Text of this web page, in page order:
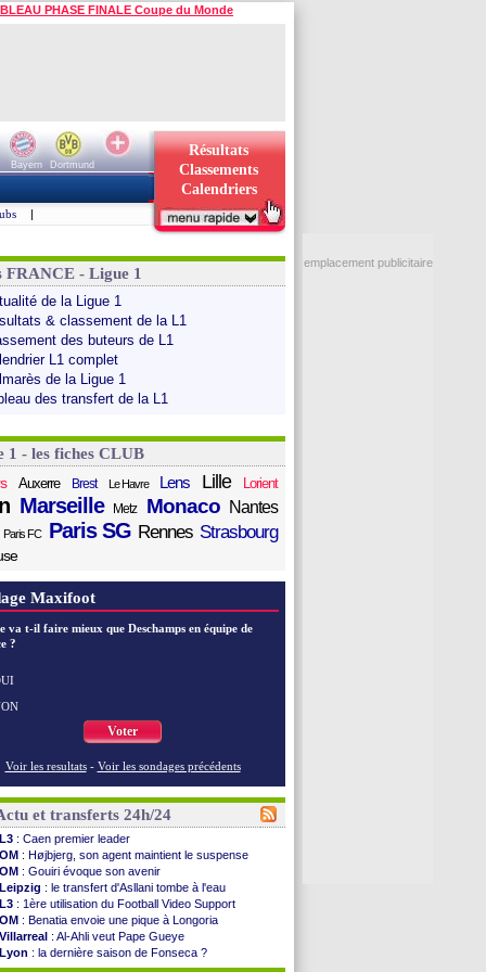
PHASE FINALE Coupe du Monde
Bayern
Dortmund
Résultats
Classements
Calendriers
|
FRANCE - Ligue 1
de la Ligue 1
& classement de la L1
des buteurs de L1
L1 complet
de la Ligue 1
des transfert de la L1
1 - les fiches CLUB
Auxerre Brest Le Havre Lens Lille Lorient
Marseille Metz Monaco Nantes
Paris FC Paris SG Rennes Strasbourg
Maxifoot
va t-il faire mieux que Deschamps en équipe de
?
Voter
Voir les resultats - Voir les sondages précédents
et transferts 24h/24
L3 : Caen premier leader
OM : Højbjerg, son agent maintient le suspense
OM : Gouiri évoque son avenir
Leipzig : le transfert d'Asllani tombe à l'eau
L3 : 1ère utilisation du Football Video Support
OM : Benatia envoie une pique à Longoria
Villarreal : Al-Ahli veut Pape Gueye
Lyon : la dernière saison de Fonseca ?
OM: un nouveau prétendant pour Højbjerg
emplacement publicitaire